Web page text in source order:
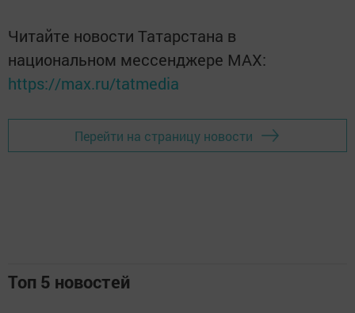
Читайте новости Татарстана в
национальном мессенджере MАХ:
https://max.ru/tatmedia
Перейти на страницу новости
Топ 5 новостей